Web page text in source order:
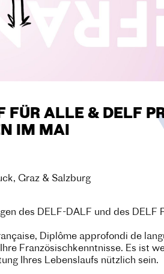
FÜR ALLE & DELF
IM MAI
Graz & Salzburg
des DELF-DALF und des DELF
Diplôme approfondi de
Französischkenntnisse. Es ist
Ihres Lebenslaufs nützlich sein.